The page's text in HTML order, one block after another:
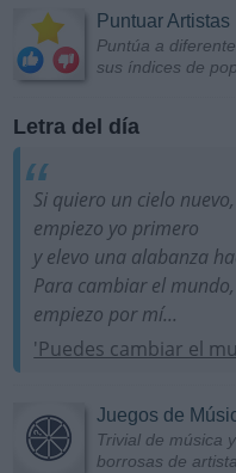
Puntuar Artistas
Puntúa a
sus índices de
Letra del día
Si quiero un cielo nuevo,
empiezo yo primero
y elevo una alabanza
Para cambiar el mundo,
empiezo por mí...
'Puedes cambiar el
Juegos de
Trivial de música
borrosas de